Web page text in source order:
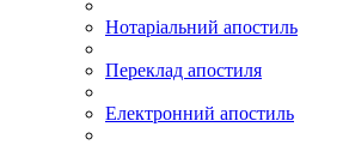
Нотаріальний апостиль
Переклад апостиля
Електронний апостиль